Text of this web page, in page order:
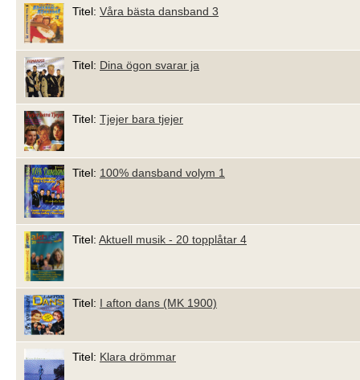
Titel: Våra bästa dansband 3
Titel: Dina ögon svarar ja
Titel: Tjejer bara tjejer
Titel: 100% dansband volym 1
Titel: Aktuell musik - 20 topplåtar 4
Titel: I afton dans (MK 1900)
Titel: Klara drömmar